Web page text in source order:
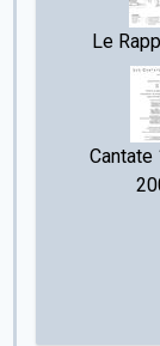
Le
Cantate